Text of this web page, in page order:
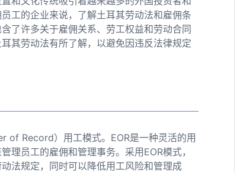
工的企业来说，了解土耳其劳动法和雇佣条
了许多关于雇佣关系、劳工权益和劳动合同
其劳动法有所了解，以避免因违反法律规定
of Record）用工模式。EOR是一种灵活的用
理员工的雇佣和管理事务。采用EOR模式，
法规定，同时可以降低用工风险和管理成